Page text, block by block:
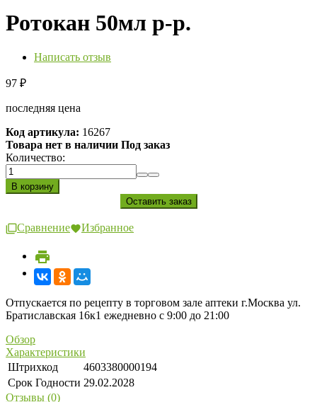
Ротокан 50мл р-р.
Написать отзыв
97 ₽
последняя цена
Код артикула: 16267
Товара нет в наличии Под заказ
Количество:
Сравнение Избранное
Отпускается по рецепту в торговом зале аптеки г.Москва ул.
Братиславская 16к1 ежедневно с 9:00 до 21:00
Обзор
Характеристики
Штрихкод
4603380000194
Срок Годности 29.02.2028
Отзывы (0)